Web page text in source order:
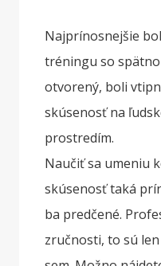
Najprínosnejšie
tréningu so
otvorený, boli
skúsenosť na
prostredím.
Naučiť sa umeniu
skúsenosť taká
ba predčené.
zručnosti, to sú